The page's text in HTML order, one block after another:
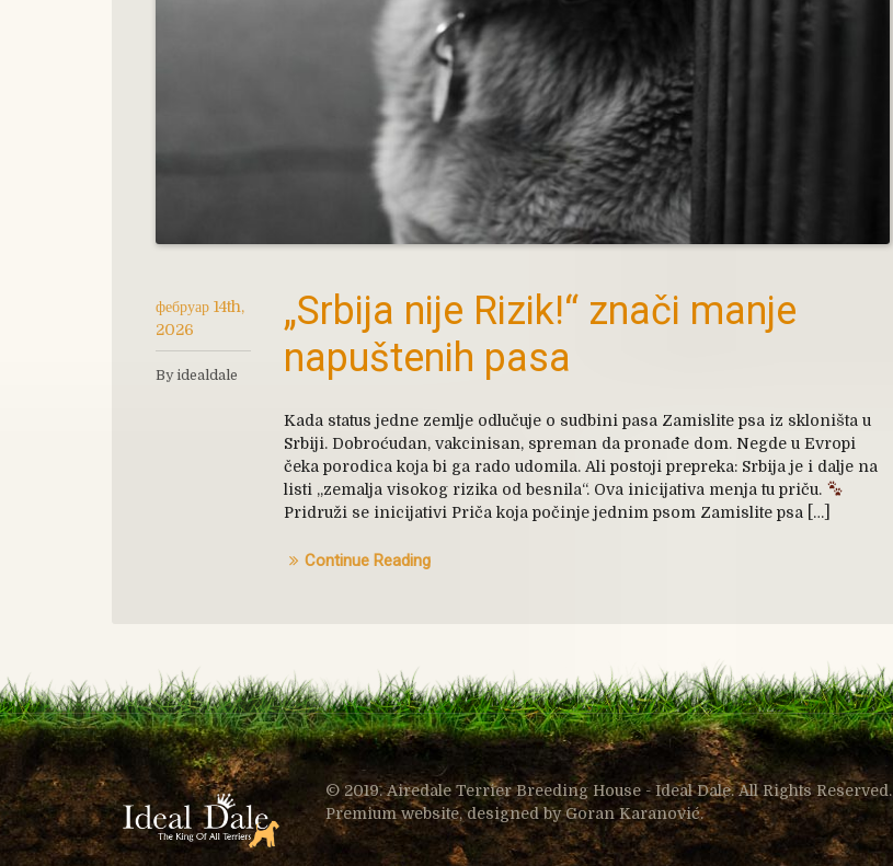
фебруар 14th,
2026
By idealdale
„Srbija nije Rizik!“ znači manje
napuštenih pasa
Kada status jedne zemlje odlučuje o sudbini pasa Zamislite psa iz skloništa u
Srbiji. Dobroćudan, vakcinisan, spreman da pronađe dom. Negde u Evropi
čeka porodica koja bi ga rado udomila. Ali postoji prepreka: Srbija je i dalje na
listi „zemalja visokog rizika od besnila“. Ova inicijativa menja tu priču.
Pridruži se inicijativi Priča koja počinje jednim psom Zamislite psa […]
Continue Reading
© 2019. Airedale Terrier Breeding House - Ideal Dale. All Rights Reserved.
Premium website, designed byGoran Karanović.